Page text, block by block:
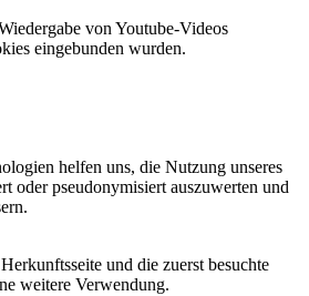
von Youtube-Videos
eingebunden wurden.
helfen uns, die Nutzung unseres
oder pseudonymisiert auszuwerten und
und die zuerst besuchte
weitere Verwendung.